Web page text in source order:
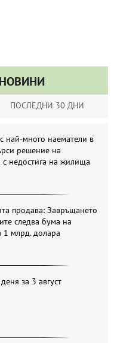
ПОСЛЕДНИ 30 ДНИ
най-много наематели в
решение на
с недостига на жилища
продава: Завръщането
следва бума на
1 млрд. долара
за 3 август